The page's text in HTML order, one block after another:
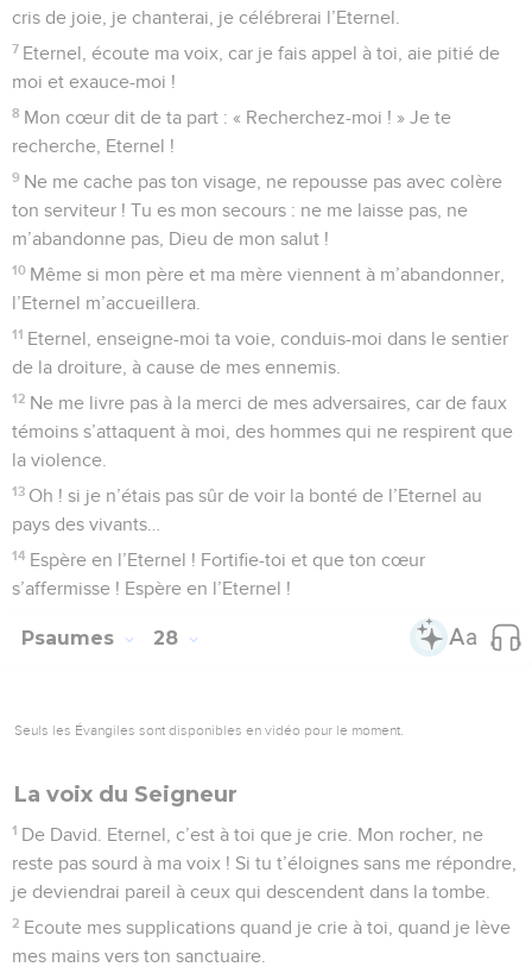
cris de joie, je chanterai, je célébrerai l’Eternel.
7 Eternel, écoute ma voix, car je fais appel à toi, aie pitié de
moi et exauce-moi !
8 Mon cœur dit de ta part : « Recherchez-moi ! » Je te
recherche, Eternel !
9 Ne me cache pas ton visage, ne repousse pas avec colère
ton serviteur ! Tu es mon secours : ne me laisse pas, ne
m’abandonne pas, Dieu de mon salut !
10 Même si mon père et ma mère viennent à m’abandonner,
l’Eternel m’accueillera.
11 Eternel, enseigne-moi ta voie, conduis-moi dans le sentier
de la droiture, à cause de mes ennemis.
12 Ne me livre pas à la merci de mes adversaires, car de faux
témoins s’attaquent à moi, des hommes qui ne respirent que
la violence.
13 Oh ! si je n’étais pas sûr de voir la bonté de l’Eternel au
pays des vivants…
14 Espère en l’Eternel ! Fortifie-toi et que ton cœur
s’affermisse ! Espère en l’Eternel !
Psaumes 28
Seuls les Évangiles sont disponibles en vidéo pour le moment.
La voix du Seigneur
1 De David. Eternel, c’est à toi que je crie. Mon rocher, ne
reste pas sourd à ma voix ! Si tu t’éloignes sans me répondre,
je deviendrai pareil à ceux qui descendent dans la tombe.
2 Ecoute mes supplications quand je crie à toi, quand je lève
mes mains vers ton sanctuaire.